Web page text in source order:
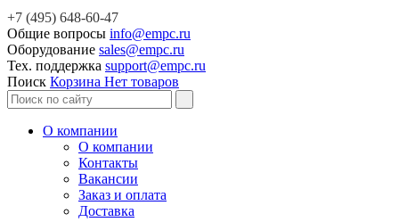
+7 (495) 648-60-47
Общие вопросы info@empc.ru
Оборудование sales@empc.ru
Тех. поддержка support@empc.ru
Поиск Корзина Нет товаров
О компании
О компании
Контакты
Вакансии
Заказ и оплата
Доставка